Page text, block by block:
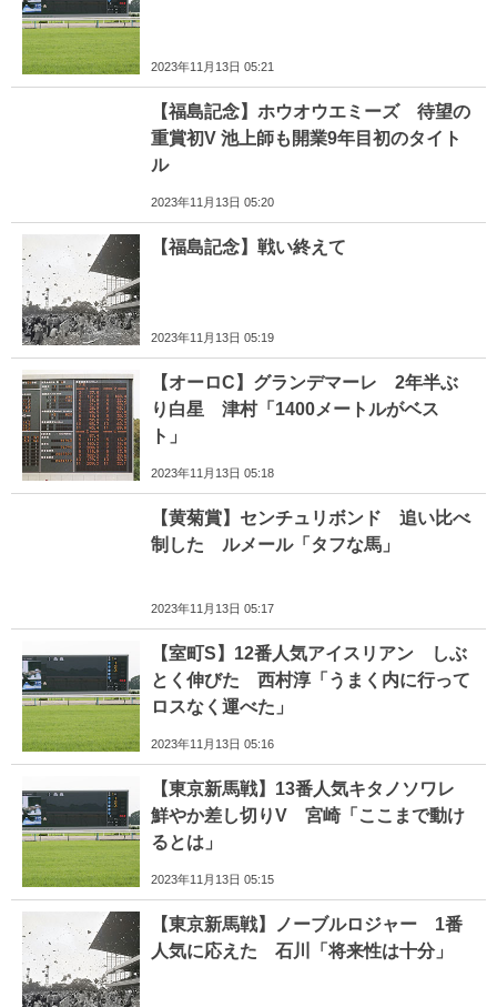
2023年11月13日 05:21
【福島記念】ホウオウエミーズ 待望の
重賞初V 池上師も開業9年目初のタイト
ル
2023年11月13日 05:20
【福島記念】戦い終えて
2023年11月13日 05:19
【オーロC】グランデマーレ 2年半ぶ
り白星 津村「1400メートルがベス
ト」
2023年11月13日 05:18
【黄菊賞】センチュリボンド 追い比べ
制した ルメール「タフな馬」
2023年11月13日 05:17
【室町S】12番人気アイスリアン しぶ
とく伸びた 西村淳「うまく内に行って
ロスなく運べた」
2023年11月13日 05:16
【東京新馬戦】13番人気キタノソワレ
鮮やか差し切りV 宮崎「ここまで動け
るとは」
2023年11月13日 05:15
【東京新馬戦】ノーブルロジャー 1番
人気に応えた 石川「将来性は十分」